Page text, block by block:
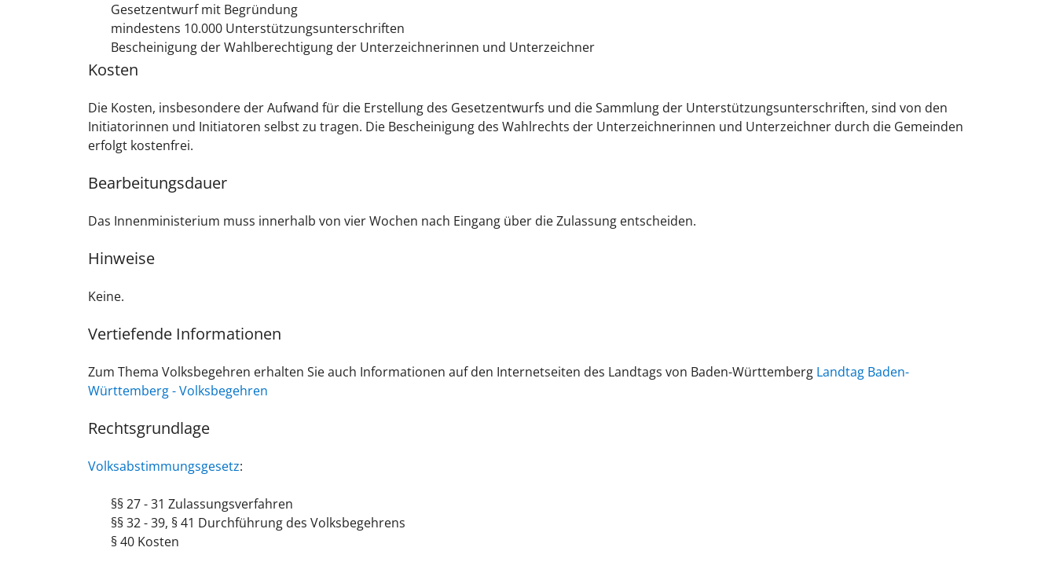
Gesetzentwurf mit Begründung
mindestens 10.000 Unterstützungsunterschriften
Bescheinigung der Wahlberechtigung der Unterzeichnerinnen und Unterzeichner
Kosten
Die Kosten, insbesondere der Aufwand für die Erstellung des Gesetzentwurfs und die Sammlung der Unterstützungsunterschriften, sind von den
Initiatorinnen und Initiatoren selbst zu tragen. Die Bescheinigung des Wahlrechts der Unterzeichnerinnen und Unterzeichner durch die Gemeinden
erfolgt kostenfrei.
Bearbeitungsdauer
Das Innenministerium muss innerhalb von vier Wochen nach Eingang über die Zulassung entscheiden.
Hinweise
Keine.
Vertiefende Informationen
Zum Thema Volksbegehren erhalten Sie auch Informationen auf den Internetseiten des Landtags von Baden-Württemberg Landtag Baden-
Württemberg - Volksbegehren
Rechtsgrundlage
Volksabstimmungsgesetz:
§§ 27 - 31 Zulassungsverfahren
§§ 32 - 39, § 41 Durchführung des Volksbegehrens
§ 40 Kosten